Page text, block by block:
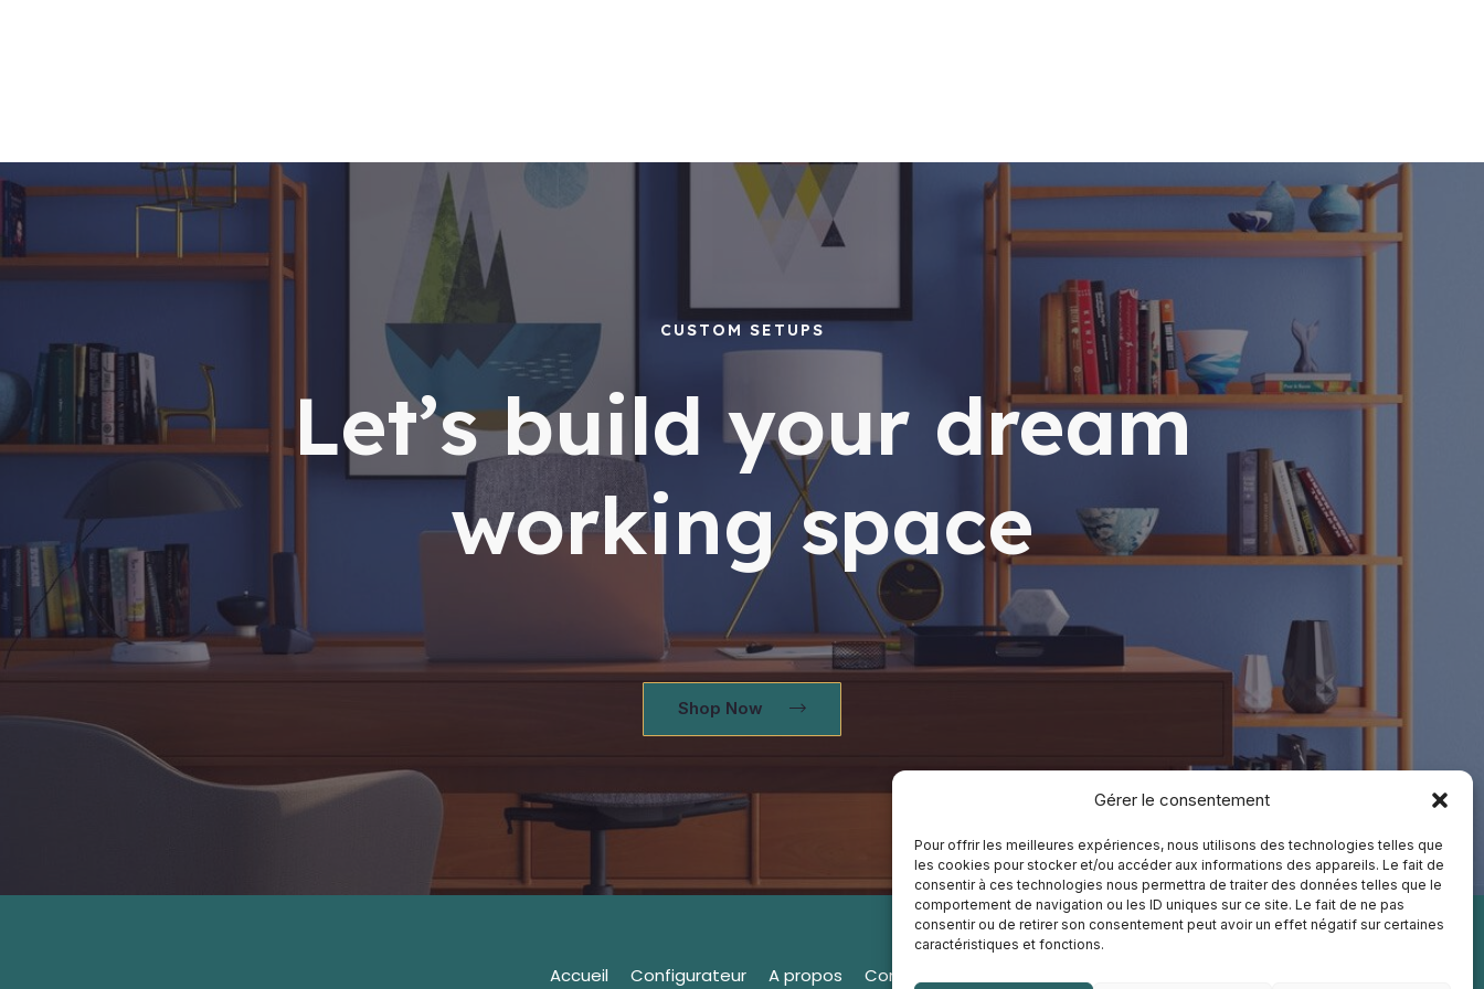
Gérer le consentement
Pour offrir les meilleures expériences, nous utilisons des technologies telles que
les cookies pour stocker et/ou accéder aux informations des appareils. Le fait de
consentir à ces technologies nous permettra de traiter des données telles que le
comportement de navigation ou les ID uniques sur ce site. Le fait de ne pas
consentir ou de retirer son consentement peut avoir un effet négatif sur certaines
caractéristiques et fonctions.
CUSTOM SETUPS
Let’s build your dream
working space
Shop Now
Accueil Configurateur A propos Contact